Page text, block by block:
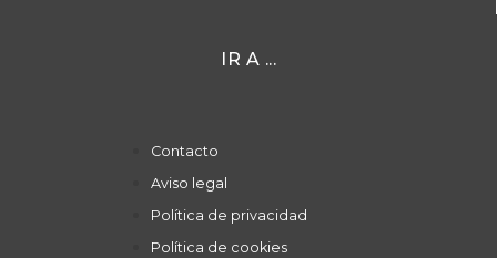
IR A ...
Contacto
Aviso legal
Política de privacidad
Política de cookies